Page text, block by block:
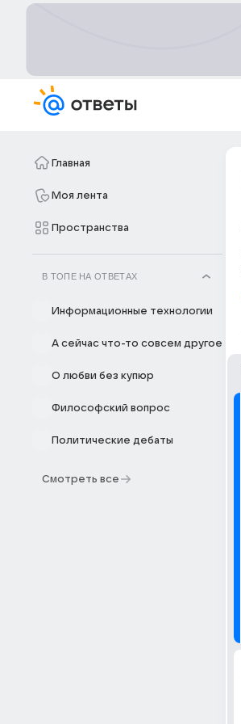
Главная
Моя лента
Пространства
В ТОПЕ НА ОТВЕТАХ
Информационные технологии
А сейчас что-то совсем другое
О любви без купюр
Философский вопрос
Политические дебаты
Смотреть все